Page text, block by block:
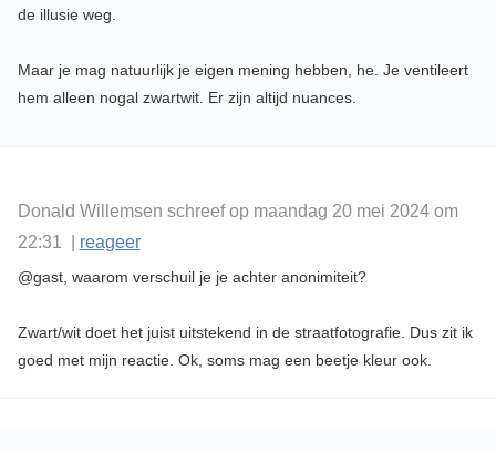
de illusie weg.
Maar je mag natuurlijk je eigen mening hebben, he. Je ventileert
hem alleen nogal zwartwit. Er zijn altijd nuances.
Donald Willemsen schreef op maandag 20 mei 2024 om
22:31 | reageer
@gast, waarom verschuil je je achter anonimiteit?
Zwart/wit doet het juist uitstekend in de straatfotografie. Dus zit ik
goed met mijn reactie. Ok, soms mag een beetje kleur ook.